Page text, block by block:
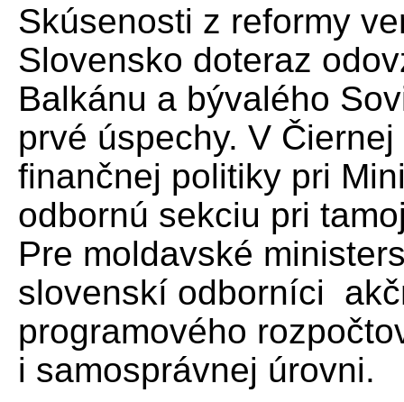
Skúsenosti z reformy
Slovensko doteraz
Balkánu a bývalého
prvé úspechy. V
finančnej politiky pri
odbornú sekciu pri
Pre moldavské
slovenskí odborníci
programového
i samosprávnej úrovni.